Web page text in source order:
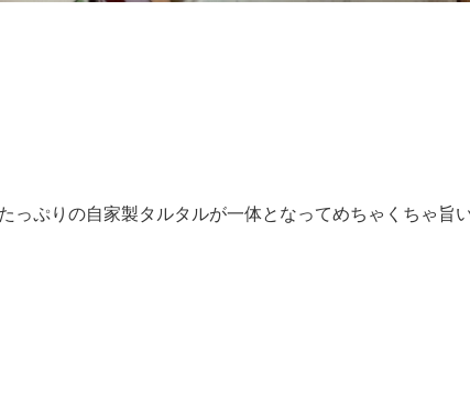
っぷりの自家製タルタルが一体となってめちゃくちゃ旨い